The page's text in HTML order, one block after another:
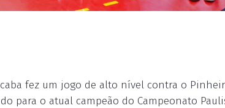
fez um jogo de alto nível contra o
para o atual campeão do Campeonato